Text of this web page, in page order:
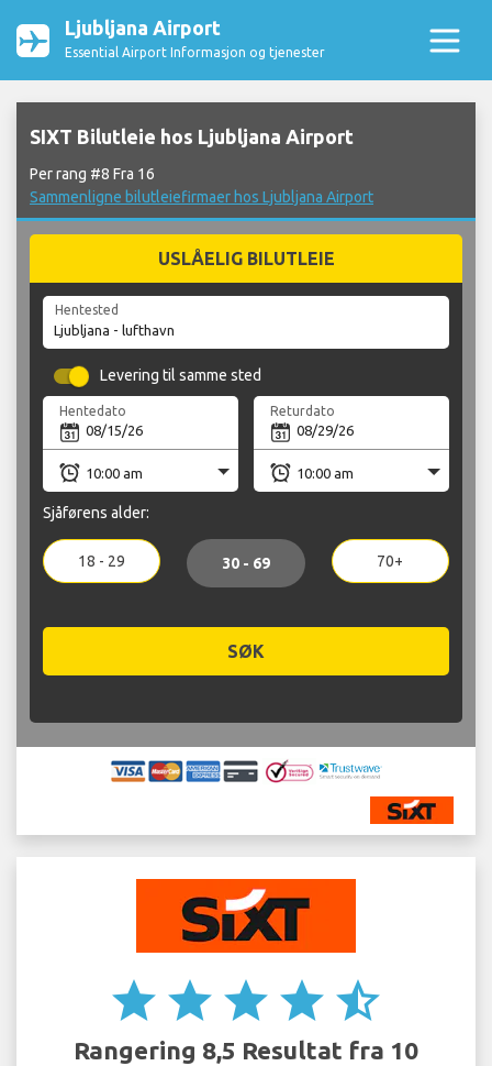
Ljubljana Airport
Essential Airport Informasjon og tjenester
SIXT Bilutleie hos Ljubljana Airport
Per rang #8 Fra 16
Sammenligne bilutleiefirmaer hos Ljubljana Airport
USLÅELIG BILUTLEIE
Hentested
Levering til samme sted
Hentedato Returdato
Sjåførens alder:
18 - 29 30 - 69 70+
SØK
star star star star star_half
Rangering 8,5 Resultat fra 10